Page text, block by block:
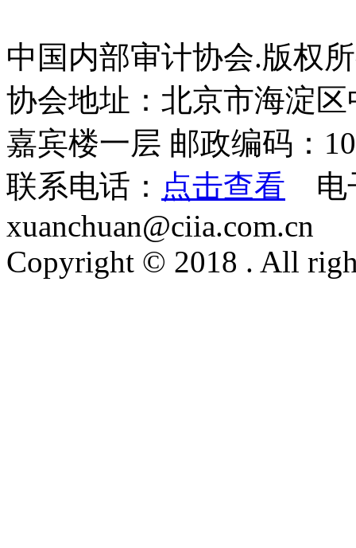
内部审计质量评估团体标准及操作指引
￥35.00
中国内部审计协会.版权
协会地址：北京市海淀
嘉宾楼一层 邮政编码：
联系电话： 点击查看 电
xuanchuan@ciia.com.cn
Copyright © 2018 . All